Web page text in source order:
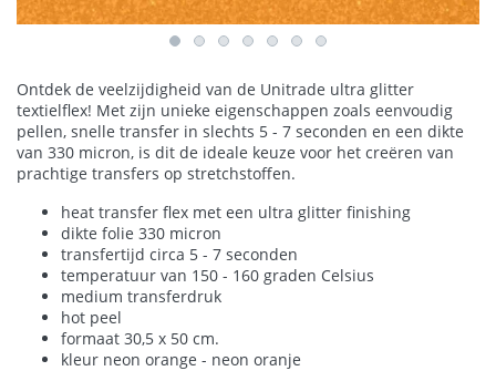
Ontdek de veelzijdigheid van de Unitrade ultra glitter
textielflex! Met zijn unieke eigenschappen zoals eenvoudig
pellen, snelle transfer in slechts 5 - 7 seconden en een dikte
van 330 micron, is dit de ideale keuze voor het creëren van
prachtige transfers op stretchstoffen.
heat transfer flex met een ultra glitter finishing
dikte folie 330 micron
transfertijd circa 5 - 7 seconden
temperatuur van 150 - 160 graden Celsius
medium transferdruk
hot peel
formaat 30,5 x 50 cm.
kleur neon orange - neon oranje